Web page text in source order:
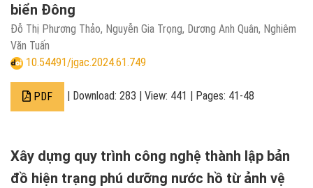
biển Đông
Đỗ Thị Phương Thảo, Nguyễn Gia Trọng, Dương Anh Quân, Nghiêm
Văn Tuấn
10.54491/jgac.2024.61.749
PDF | Download: 283 | View: 441 | Pages: 41-48
Xây dựng quy trình công nghệ thành lập bản
đồ hiện trạng phú dưỡng nước hồ từ ảnh vệ